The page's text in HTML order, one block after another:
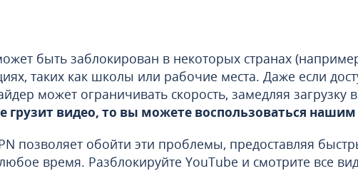
быть заблокирован в некоторых странах
таких как школы или рабочие места. Даже если
может ограничивать скорость, замедляя загрузку
грузит видео, то вы можете воспользоваться нашим
позволяет обойти эти проблемы, предоставляя
время. Разблокируйте YouTube и смотрите все